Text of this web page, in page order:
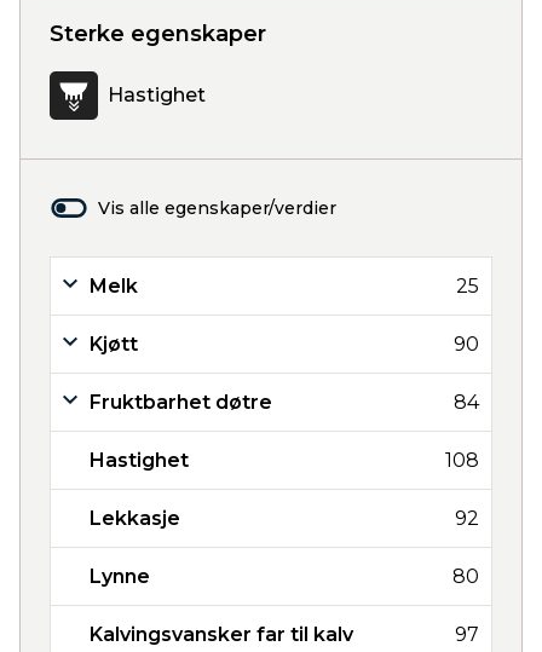
Sterke egenskaper
Hastighet
Vis alle egenskaper/verdier
Melk 25
Kjøtt 90
Fruktbarhet døtre 84
Hastighet 108
Lekkasje 92
Lynne 80
Kalvingsvansker far til kalv 97